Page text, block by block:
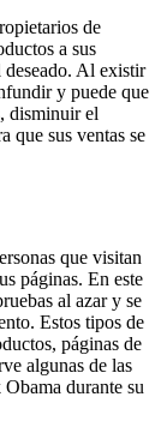
de
a sus
deseado. Al existir
y puede que
disminuir el
que sus ventas se
que visitan
páginas. En este
al azar y se
Estos tipos de
páginas de
algunas de las
durante su